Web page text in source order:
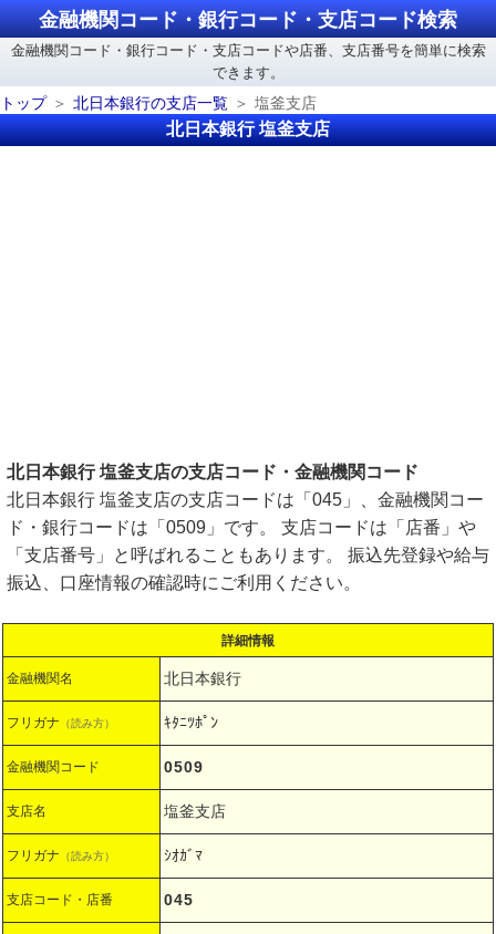
金融機関コード・銀行コード・支店コード検索
金融機関コード・銀行コード・支店コードや店番、支店番号を簡単に検索
できます。
トップ
北日本銀行の支店一覧 塩釜支店
北日本銀行 塩釜支店
北日本銀行 塩釜支店の支店コード・金融機関コード
北日本銀行 塩釜支店の支店コードは「045」、金融機関コー
ド・銀行コードは「0509」です。 支店コードは「店番」や
「支店番号」と呼ばれることもあります。 振込先登録や給与
振込、口座情報の確認時にご利用ください。
詳細情報
金融機関名 北日本銀行
フリガナ （読み方） ｷﾀﾆﾂﾎﾟﾝ
金融機関コード 0509
支店名 塩釜支店
フリガナ （読み方） ｼｵｶﾞﾏ
支店コード・店番 045